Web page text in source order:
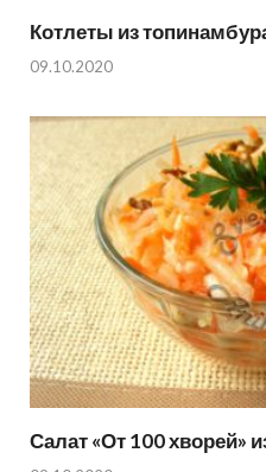
Котлеты из
09.10.2020
Салат «От 100 хворей»